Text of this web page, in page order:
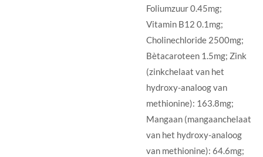
Foliumzuur 0.45mg;
Vitamin B12 0.1mg;
Cholinechloride 2500mg;
Bètacaroteen 1.5mg; Zink
(zinkchelaat van het
hydroxy-analoog van
methionine): 163.8mg;
Mangaan (mangaanchelaat
van het hydroxy-analoog
van methionine): 64.6mg;